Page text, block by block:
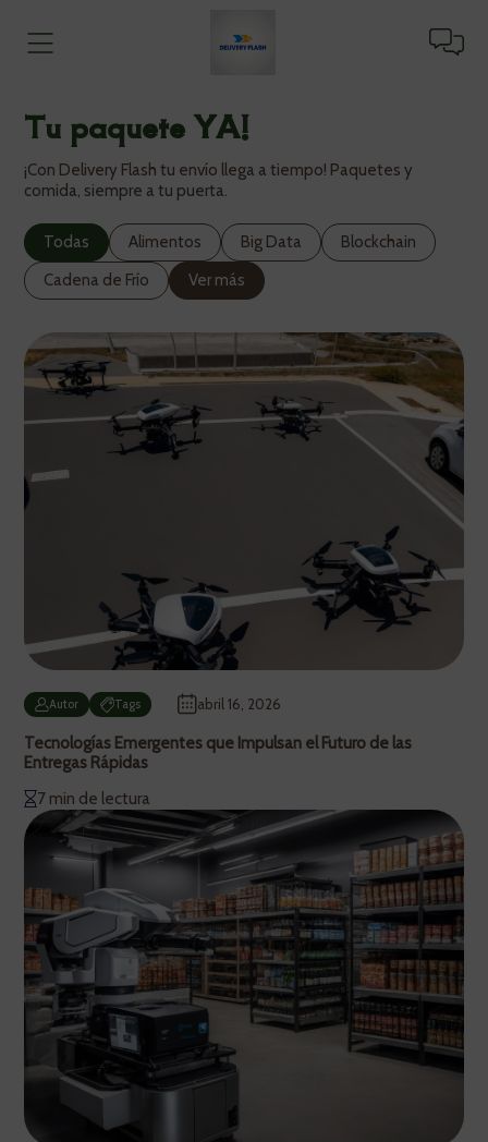
Tu paquete YA!
¡Con Delivery Flash tu envío llega a tiempo! Paquetes y
comida, siempre a tu puerta.
Todas Alimentos Big Data
Blockchain
Cadena de Frío
Ver más
Autor Tags abril 16, 2026
Tecnologías Emergentes que Impulsan el Futuro de las
Entregas Rápidas
7 min de lectura